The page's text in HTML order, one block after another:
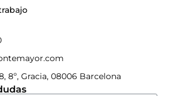
8º, Gracia, 08006 Barcelona